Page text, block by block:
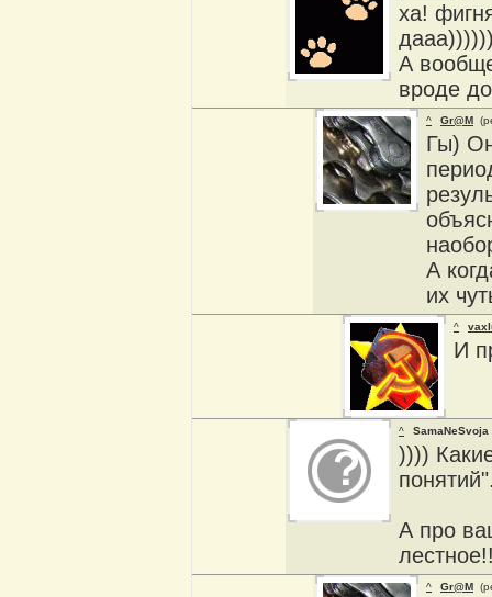
ха!
А
вроде
^ Gr@M
Гы)
А
их
^
И
^ SamaNeSvoja
))))
А про
^ Gr@M